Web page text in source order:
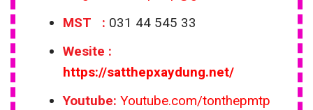
MST : 031 44 545 33
Wesite :
https://satthepxaydung.net/
Youtube: Youtube.com/tonthepmtp